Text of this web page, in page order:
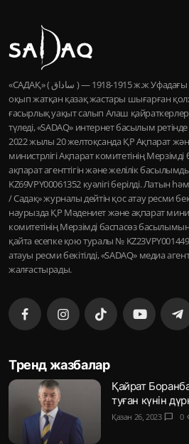
«САДАҚ» ( ساداق ) — 1915-1918 ж.ж Уфадағы «Ғалия» медресесінде
оқып жатқан қазақ жастары шығарған
ғасырлық уақыт салып Алаш
түледі, «SADAQ» интернет басылым
2022 жылы 20 желтоқсанда ҚР Ақпарат
министрлігі Ақпарат комитетінің
ақпарат агенттігін және желілік
KZ69VPY00061352 куәлігі берілді. Латын
/ Садақ» журналы дейтін қос атау ресми
наурызда ҚР Мәдениет және ақпарат
комитетінің Мерзімді баспасөз
қайта есепке қою туралы №
атауы ресми бекітілді, «SADAQ» медиа
жалғастырады.
Тренд жазбалар
Қайрат
туған күнін
Қазан 26, 2023 chat_bubble 0